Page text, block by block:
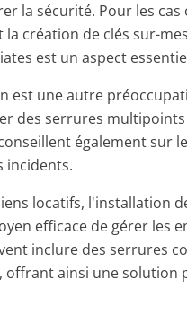
la sécurité. Pour les cas
création de clés sur-
est un aspect
est une autre
des serrures
également sur
incidents.
locatifs, l'installation
efficace de gérer les
inclure des serrures
offrant ainsi une